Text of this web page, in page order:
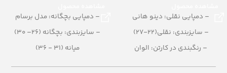
– دمپایی نقلی: دینو هانی
– سایزبندی: نقلی(22-27)
– رنگبندی در کارتن: الوان
– دمپایی بچگانه: مدل برسام
– سایزبندی: بچگانه (26– 30)
میانه (31 - 36)